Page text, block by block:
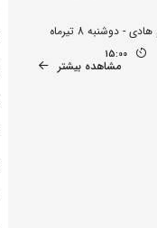
دوشنبه 8 تیرماه
15:00
مشاهده بیشتر